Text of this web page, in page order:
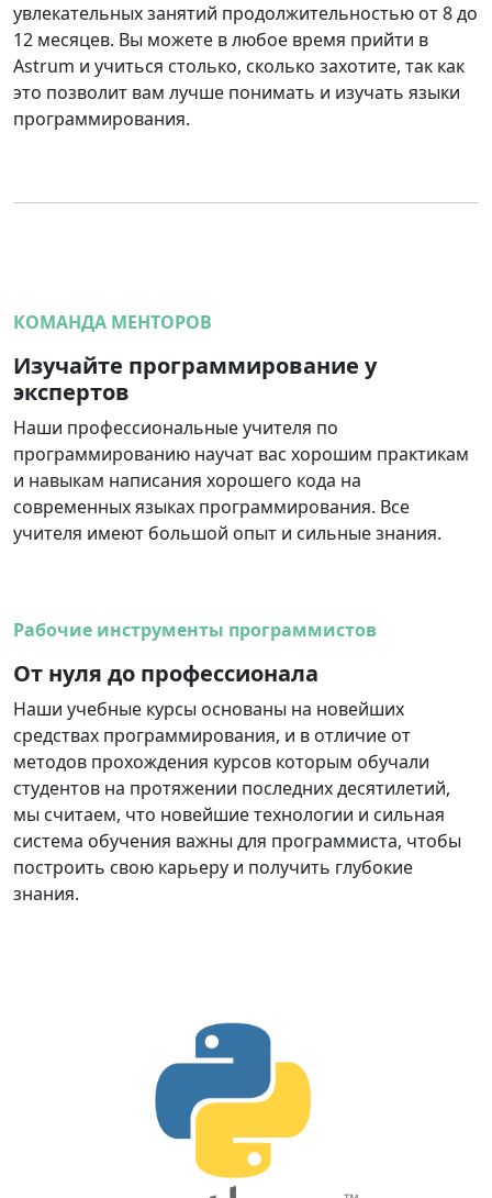
увлекательных занятий продолжительностью от 8 до
12 месяцев. Вы можете в любое время прийти в
Astrum и учиться столько, сколько захотите, так как
это позволит вам лучше понимать и изучать языки
программирования.
КОМАНДА МЕНТОРОВ
Изучайте программирование у
экспертов
Наши профессиональные учителя по
программированию научат вас хорошим практикам
и навыкам написания хорошего кода на
современных языках программирования. Все
учителя имеют большой опыт и сильные знания.
Рабочие инструменты программистов
От нуля до профессионала
Наши учебные курсы основаны на новейших
средствах программирования, и в отличие от
методов прохождения курсов которым обучали
студентов на протяжении последних десятилетий,
мы считаем, что новейшие технологии и сильная
система обучения важны для программиста, чтобы
построить свою карьеру и получить глубокие
знания.